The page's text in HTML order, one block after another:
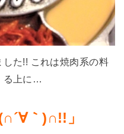
た!! これは焼肉系の料
る上に…
｀)∩!!」